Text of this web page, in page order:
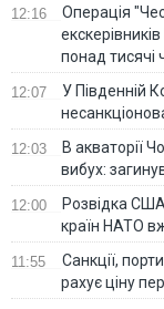
12:16
Операція
понад тисячі
12:07
У Південній
12:03
В акваторії
вибух:
12:00
Розвідка
країн НАТО
11:55
Санкції,
рахує ціну